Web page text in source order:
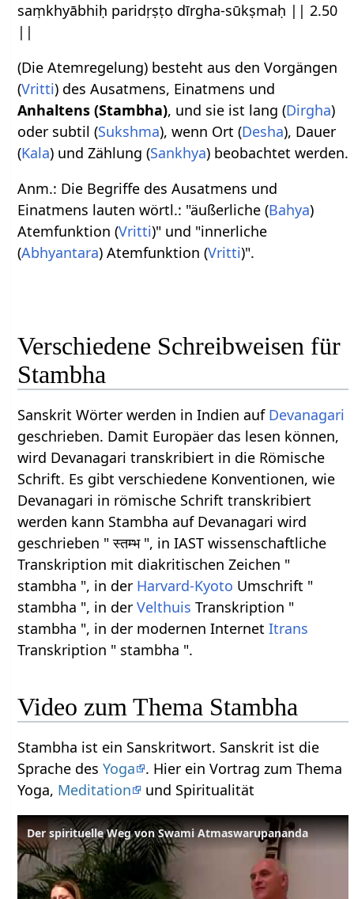
saṃkhyābhiḥ paridṛṣṭo dīrgha-sūkṣmaḥ || 2.50
||
(Die Atemregelung) besteht aus den Vorgängen
(Vritti) des Ausatmens, Einatmens und
Anhaltens (Stambha), und sie ist lang (Dirgha)
oder subtil (Sukshma), wenn Ort (Desha), Dauer
(Kala) und Zählung (Sankhya) beobachtet werden.
Anm.: Die Begriffe des Ausatmens und
Einatmens lauten wörtl.: "äußerliche (Bahya)
Atemfunktion (Vritti)" und "innerliche
(Abhyantara) Atemfunktion (Vritti)".
Verschiedene Schreibweisen für
Stambha
Sanskrit Wörter werden in Indien auf Devanagari
geschrieben. Damit Europäer das lesen können,
wird Devanagari transkribiert in die Römische
Schrift. Es gibt verschiedene Konventionen, wie
Devanagari in römische Schrift transkribiert
werden kann Stambha auf Devanagari wird
geschrieben " स्तम्भ ", in IAST wissenschaftliche
Transkription mit diakritischen Zeichen "
stambha ", in der Harvard-Kyoto Umschrift "
stambha ", in derVelthuis Transkription "
stambha ", in der modernen InternetItrans
Transkription " stambha ".
Video zum Thema Stambha
Stambha ist ein Sanskritwort. Sanskrit ist die
Sprache desYoga
. Hier ein Vortrag zum Thema
Yoga, Meditation und Spiritualität
Der spirituelle Weg von Swami Atmaswarupananda